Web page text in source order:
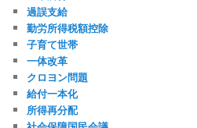
過誤支給
勤労所得税額控除
子育て世帯
一体改革
クロヨン問題
給付一本化
所得再分配